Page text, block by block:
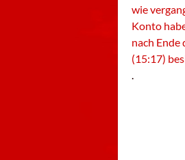
wie
Konto
nach Ende
(15:17)
.